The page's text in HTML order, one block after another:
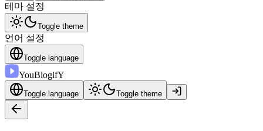
테마 설정
Toggle theme
언어 설정
Toggle language
YouBlogifY
Toggle language Toggle theme